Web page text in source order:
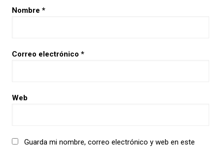
Nombre *
Correo electrónico *
Web
Guarda mi nombre, correo electrónico y web en este